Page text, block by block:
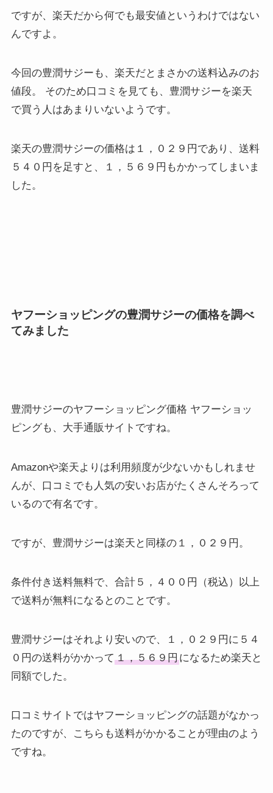
ですが、楽天だから何でも最安値というわけではない
んですよ。
今回の豊潤サジーも、楽天だとまさかの送料込みのお
値段。 そのため口コミを見ても、豊潤サジーを楽天
で買う人はあまりいないようです。
楽天の豊潤サジーの価格は１，０２９円であり、送料
５４０円を足すと、１，５６９円もかかってしまいま
した。
ヤフーショッピングの豊潤サジーの価格を調べ
てみました
豊潤サジーのヤフーショッピング価格 ヤフーショッ
ピングも、大手通販サイトですね。
Amazonや楽天よりは利用頻度が少ないかもしれませ
んが、口コミでも人気の安いお店がたくさんそろって
いるので有名です。
ですが、豊潤サジーは楽天と同様の１，０２９円。
条件付き送料無料で、合計５，４００円（税込）以上
で送料が無料になるとのことです。
豊潤サジーはそれより安いので、１，０２９円に５４
０円の送料がかかって １，５６９円になるため楽天と
同額でした。
口コミサイトではヤフーショッピングの話題がなかっ
たのですが、こちらも送料がかかることが理由のよう
ですね。